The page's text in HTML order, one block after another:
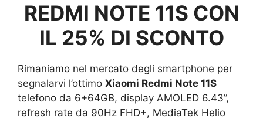
REDMI NOTE 11S CON
IL 25% DI SCONTO
Rimaniamo nel mercato degli smartphone per
segnalarvi l’ottimo Xiaomi Redmi Note 11S
telefono da 6+64GB, display AMOLED 6.43”,
refresh rate da 90Hz FHD+, MediaTek Helio